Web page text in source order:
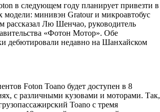
в следующем году планирует привезти в
минивэн Gratour и микроавтобус
рассказал Лю Шенчао, руководитель
«Фотон Мотор». Обе
дебютировали недавно на Шанхайском
Foton Toano будет доступен в 8
с различными кузовами и моторами. Так,
Toano с тремя